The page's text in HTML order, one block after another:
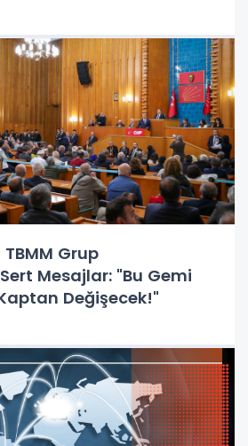
Grup
Mesajlar: "Bu Gemi
Değişecek!"